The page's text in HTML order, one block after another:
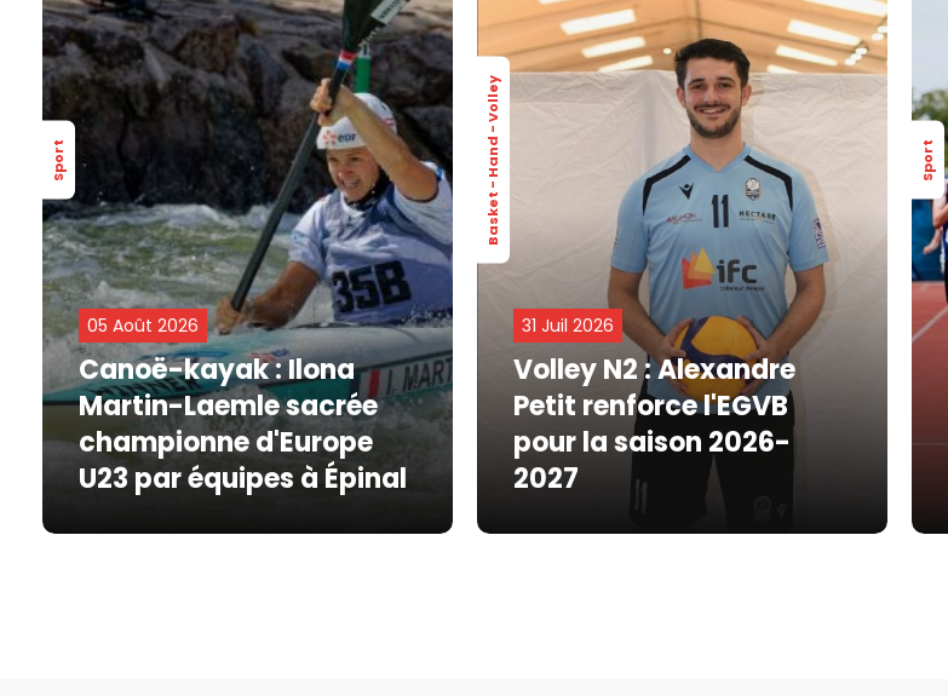
Sport
05 Août 2026
Canoë-kayak : Ilona
Martin-Laemle sacrée
championne d'Europe
U23 par équipes à Épinal
Basket - Hand - Volley
31 Juil 2026
Volley N2 : Alexandre
Petit renforce l'EGVB
pour la saison 2026-
2027
Sport